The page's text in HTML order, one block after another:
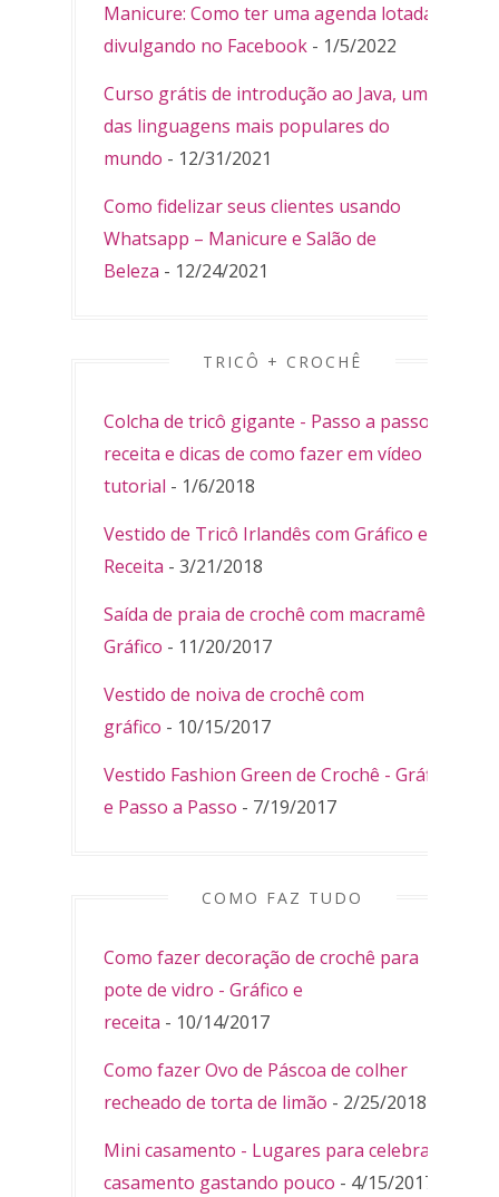
Manicure: Como ter uma agenda lotada
divulgando no Facebook - 1/5/2022
Curso grátis de introdução ao Java, uma
das linguagens mais populares do
mundo - 12/31/2021
Como fidelizar seus clientes usando
Whatsapp – Manicure e Salão de
Beleza - 12/24/2021
TRICÔ + CROCHÊ
Colcha de tricô gigante - Passo a passo,
receita e dicas de como fazer em vídeo
tutorial - 1/6/2018
Vestido de Tricô Irlandês com Gráfico e
Receita - 3/21/2018
Saída de praia de crochê com macramê -
Gráfico - 11/20/2017
Vestido de noiva de crochê com
gráfico - 10/15/2017
Vestido Fashion Green de Crochê - Gráfico
e Passo a Passo - 7/19/2017
COMO FAZ TUDO
Como fazer decoração de crochê para
pote de vidro - Gráfico e
receita - 10/14/2017
Como fazer Ovo de Páscoa de colher
recheado de torta de limão - 2/25/2018
Mini casamento - Lugares para celebrar
casamento gastando pouco - 4/15/2017